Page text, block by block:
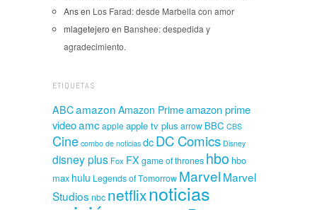
Ansen Los Farad: desde Marbella con amor
mlagetejero en Banshee: despedida y
agradecimiento.
ETIQUETAS
ABCamazon Amazon Primeamazon prime
videoamcapple apple tv plus arrow BBC CBS
Cine combo de noticias dcDC Comics Disney
disney plus Fox FX game of thrones hbo hbo
max hulu Legends of Tomorrow Marvel Marvel
Studios nbc netflixnoticias